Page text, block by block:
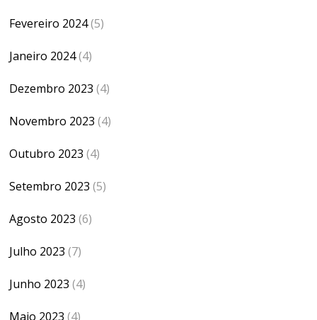
Fevereiro 2024(5)
Janeiro 2024(4)
Dezembro 2023 (4)
Novembro 2023 (4)
Outubro 2023 (4)
Setembro 2023 (5)
Agosto 2023 (6)
Julho 2023 (7)
Junho 2023 (4)
Maio 2023 (4)